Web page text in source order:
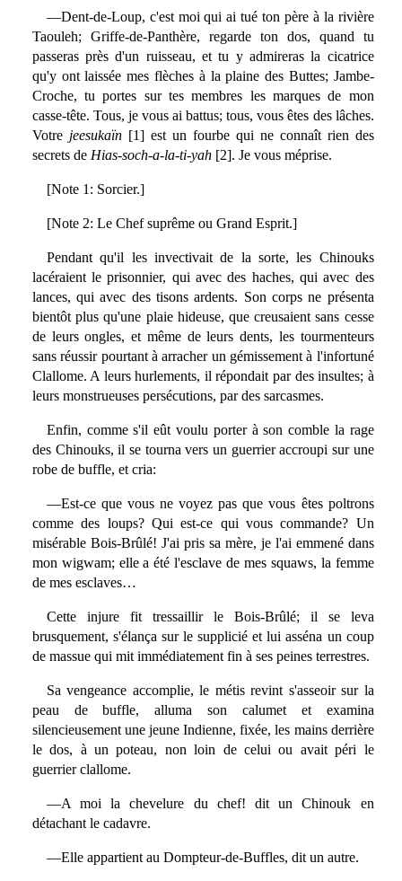
—Dent-de-Loup, c'est moi qui ai tué ton père à la rivière
Taouleh; Griffe-de-Panthère, regarde ton dos, quand tu
passeras près d'un ruisseau, et tu y admireras la cicatrice
qu'y ont laissée mes flèches à la plaine des Buttes; Jambe-
Croche, tu portes sur tes membres les marques de mon
casse-tête. Tous, je vous ai battus; tous, vous êtes des lâches.
Votre jeesukaïn[1] est un fourbe qui ne connaît rien des
secrets de Hias-soch-a-la-ti-yah[2]. Je vous méprise.
[Note 1: Sorcier.]
[Note 2: Le Chef suprême ou Grand Esprit.]
Pendant qu'il les invectivait de la sorte, les Chinouks
lacéraient le prisonnier, qui avec des haches, qui avec des
lances, qui avec des tisons ardents. Son corps ne présenta
bientôt plus qu'une plaie hideuse, que creusaient sans cesse
de leurs ongles, et même de leurs dents, les tourmenteurs
sans réussir pourtant à arracher un gémissement à l'infortuné
Clallome. A leurs hurlements, il répondait par des insultes; à
leurs monstrueuses persécutions, par des sarcasmes.
Enfin, comme s'il eût voulu porter à son comble la rage
des Chinouks, il se tourna vers un guerrier accroupi sur une
robe de buffle, et cria:
—Est-ce que vous ne voyez pas que vous êtes poltrons
comme des loups? Qui est-ce qui vous commande? Un
misérable Bois-Brûlé! J'ai pris sa mère, je l'ai emmené dans
mon wigwam; elle a été l'esclave de mes squaws, la femme
de mes esclaves…
Cette injure fit tressaillir le Bois-Brûlé; il se leva
brusquement, s'élança sur le supplicié et lui asséna un coup
de massue qui mit immédiatement fin à ses peines terrestres.
Sa vengeance accomplie, le métis revint s'asseoir sur la
peau de buffle, alluma son calumet et examina
silencieusement une jeune Indienne, fixée, les mains derrière
le dos, à un poteau, non loin de celui ou avait péri le
guerrier clallome.
—A moi la chevelure du chef! dit un Chinouk en
détachant le cadavre.
—Elle appartient au Dompteur-de-Buffles, dit un autre.